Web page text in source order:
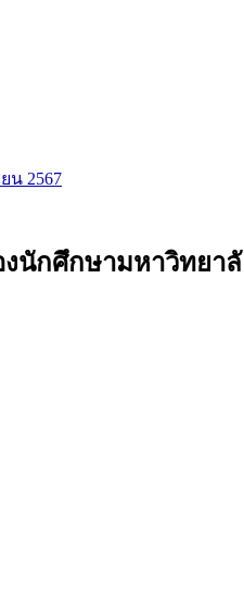
น 2567
กศึกษามหาวิทยา